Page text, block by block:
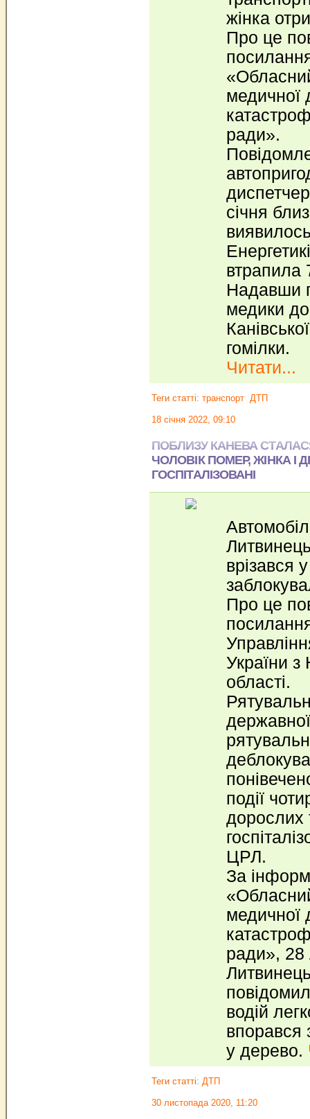
жінка
Про це
медичної
ради».
січня
втрапила
Надавши
медики
гомілки.
Читати...
Теги статті: транспорт ДТП
18 січня 2022, 09:10
ПОБЛИЗУ КАНЕВА
ЧОЛОВІК ПОМЕР, ЖІНКА І
ГОСПІТАЛІЗОВАНІ
врізався
Про це
України з
області.
події
дорослих
ЦРЛ.
За
медичної
ради», 28
водій
впорався
у дерево.
Теги статті: ДТП
30 листопада 2020, 11:20